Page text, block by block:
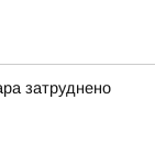
затруднено